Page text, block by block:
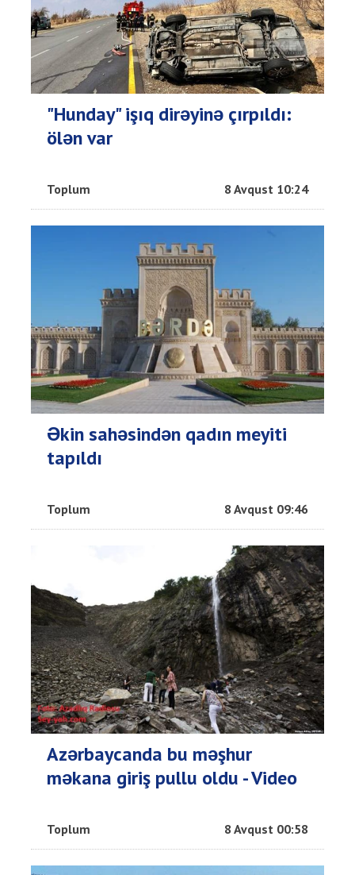
"Hunday" işıq dirəyinə çırpıldı:
ölən var
Toplum 8 Avqust 10:24
Əkin sahəsindən qadın meyiti
tapıldı
Toplum 8 Avqust 09:46
Azərbaycanda bu məşhur
məkana giriş pullu oldu - Video
Toplum 8 Avqust 00:58